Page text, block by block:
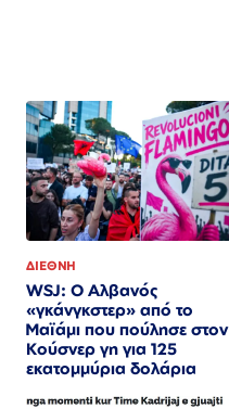
ΔΙΕΘΝΗ
WSJ: Ο Αλβανός
«γκάνγκστερ» από το
Μαϊάμι που πούλησε στον
Κούσνερ γη για 125
εκατομμύρια δολάρια